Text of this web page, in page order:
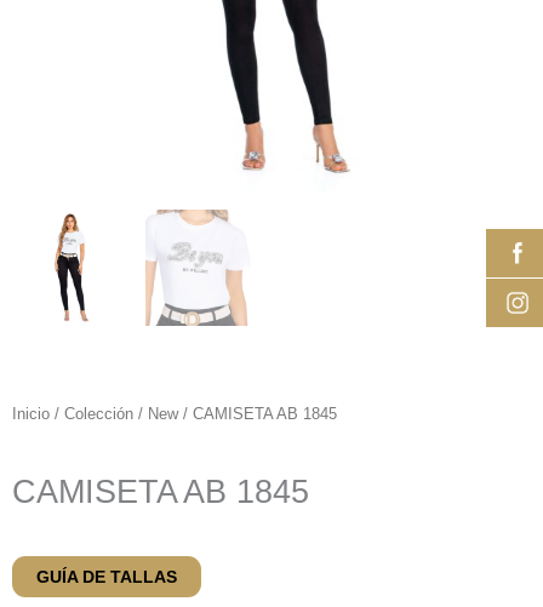
Inicio / Colección / New/ CAMISETA AB 1845
CAMISETA AB 1845
GUÍA DE TALLAS